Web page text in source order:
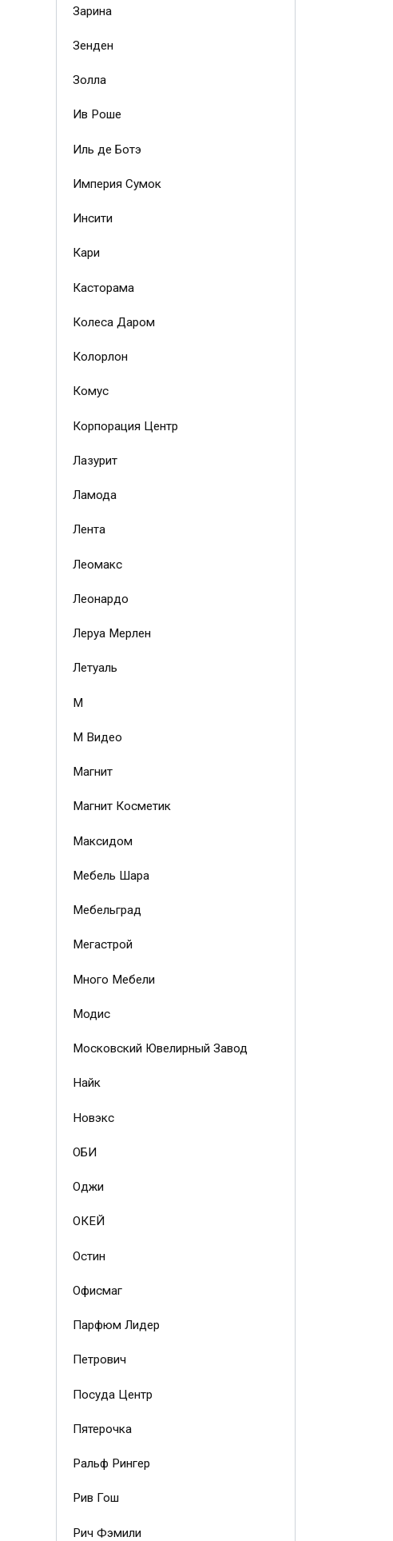
Зарина
Зенден
Золла
Ив Роше
Иль де Ботэ
Империя Сумок
Инсити
Кари
Касторама
Колеса Даром
Колорлон
Комус
Корпорация Центр
Лазурит
Ламода
Лента
Леомакс
Леонардо
Леруа Мерлен
Летуаль
М
М Видео
Магнит
Магнит Косметик
Максидом
Мебель Шара
Мебельград
Мегастрой
Много Мебели
Модис
Московский Ювелирный Завод
Найк
Новэкс
ОБИ
Оджи
ОКЕЙ
Остин
Офисмаг
Парфюм Лидер
Петрович
Посуда Центр
Пятерочка
Ральф Рингер
Рив Гош
Рич Фэмили